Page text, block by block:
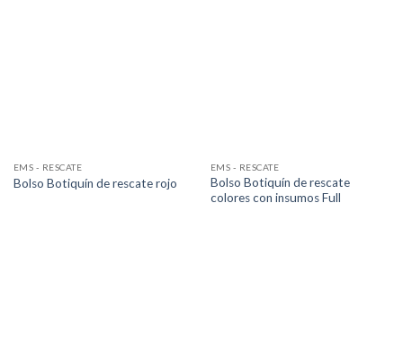
EMS - RESCATE
Bolso Botiquín de rescate rojo
EMS - RESCATE
Bolso Botiquín de rescate
colores con insumos Full